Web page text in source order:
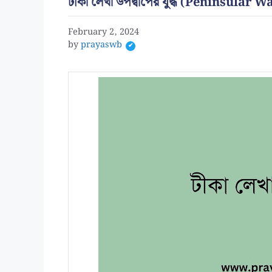
February 2, 2024
byprayaswb